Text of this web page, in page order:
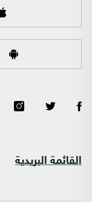
القائمة البريدية